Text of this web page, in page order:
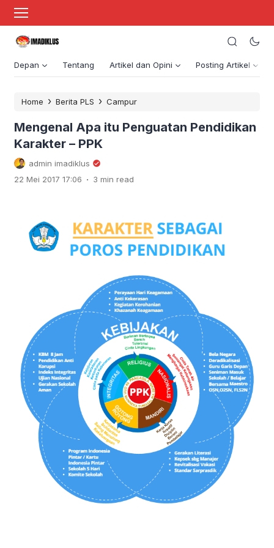
Depan Tentang Artikel dan Opini Posting Artikel
Home › Berita PLS › Campur
Mengenal Apa itu Penguatan Pendidikan
Karakter – PPK
admin imadiklus
22 Mei 2017 17:06 . 3 min read